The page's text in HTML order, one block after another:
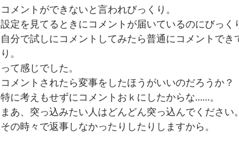
コメントができないと言われびっくり。
設定を見てるときにコメントが届いているのにびっく
自分で試しにコメントしてみたら普通にコメントでき
り。
って感じでした。
コメントされたら変事をしたほうがいいのだろうか？
特に考えもせずにコメントおｋにしたからな……。
まあ、突っ込みたい人はどんどん突っ込んでください。
その時々で返事しなかったりしたりしますから。